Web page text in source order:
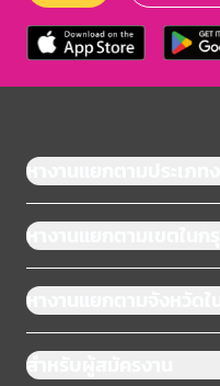
หางานแยกตามประเภทง
หางานแยกตามเขตในกรุ
หางานแยกตามจังหวัดใน
สำหรับผู้สมัครงาน